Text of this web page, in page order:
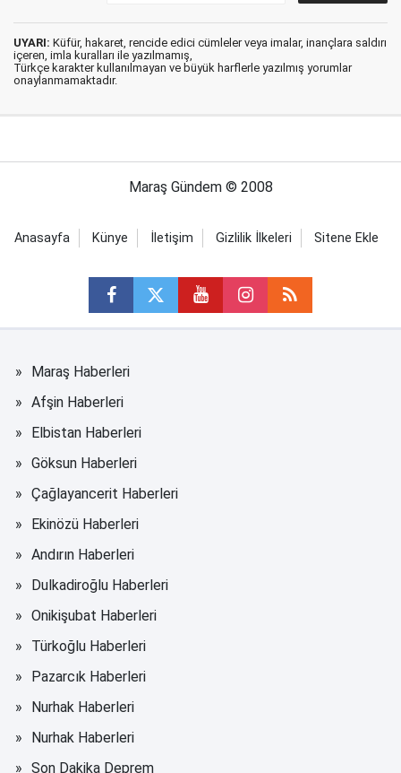
UYARI: Küfür, hakaret, rencide edici cümleler veya imalar, inançlara saldırı
içeren, imla kuralları ile yazılmamış,
Türkçe karakter kullanılmayan ve büyük harflerle yazılmış yorumlar
onaylanmamaktadır.
Maraş Gündem © 2008
Anasayfa Künye İletişim Gizlilik İlkeleri Sitene Ekle
Maraş Haberleri
Afşin Haberleri
Elbistan Haberleri
Göksun Haberleri
Çağlayancerit Haberleri
Ekinözü Haberleri
Andırın Haberleri
Dulkadiroğlu Haberleri
Onikişubat Haberleri
Türkoğlu Haberleri
Pazarcık Haberleri
Nurhak Haberleri
Nurhak Haberleri
Son Dakika Deprem